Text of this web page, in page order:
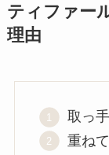
ティファー
理由
取っ
重ね